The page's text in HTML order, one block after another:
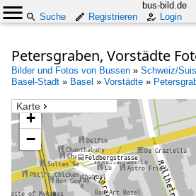
bus-bild.de
Suche
Registrieren Login
Petersgraben, Vorstädte
Bilder und Fotos von Bussen » Schweiz/
Basel-Stadt » Basel » Vorstädte »
Karte
+
−